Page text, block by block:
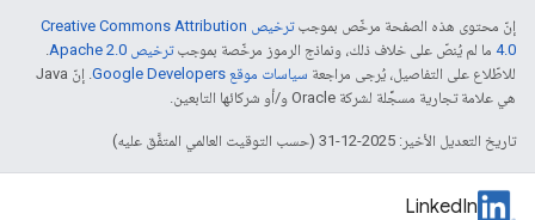
إنّ محتوى هذه الصفحة مرخّص بموجب
ترخيص Creative Commons Attribution
4.0‏ ما لم يُنصّ على خلاف ذلك، ونماذج الرموز مرخّصة بموجبترخيص Apache 2.0‏
.
للاطّلاع على التفاصيل، يُرجى مراجعة سياسات موقع Google Developers‏
. إنّ Java
هي علامة تجارية مسجَّلة لشركة Oracle و/أو شركائها التابعين.
تاريخ التعديل الأخير: 2025-12-31 (حسب التوقيت العالمي المتفَّق عليه)
LinkedIn